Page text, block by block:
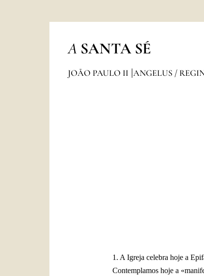
A SANTA SÉ
JOÃO PAULO II ANGELUS /
1. A Igreja celebra hoje a
Contemplamos hoje a